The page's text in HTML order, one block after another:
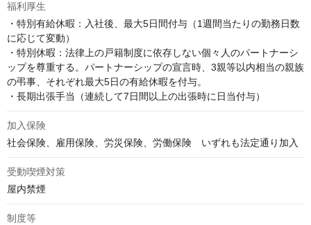
福利厚生
・特別有給休暇：入社後、最大5日間付与（1週間当たりの勤務日数
に応じて変動）
・特別休暇：法律上の戸籍制度に依存しない個々人のパートナーシ
ップを尊重する。パートナーシップの宣言時、3親等以内相当の親族
の弔事、それぞれ最大5日の有給休暇を付与。
・長期出張手当（連続して7日間以上の出張時に日当付与）
加入保険
社会保険、雇用保険、労災保険、労働保険　いずれも法定通り加入
受動喫煙対策
屋内禁煙
制度等